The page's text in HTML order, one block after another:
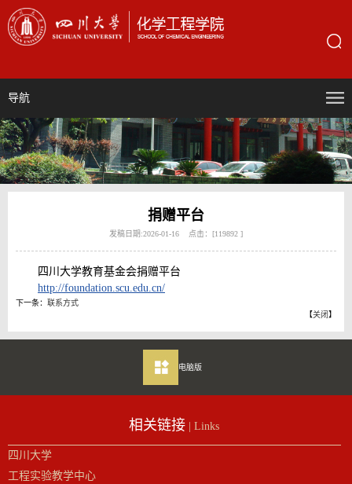
导航
捐赠平台
发稿日期:2026-01-16 点击：[119892 ]
四川大学教育基金会捐赠平台
http://foundation.scu.edu.cn/
下一条： 联系方式
【关闭】
电脑版
相关链接 | Links
四川大学
工程实验教学中心